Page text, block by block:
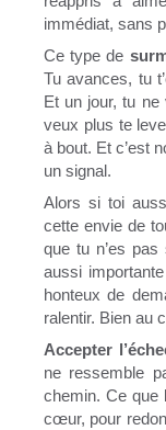
immédiat, sans
Ce type de
Tu avances, tu
Et un jour, tu
veux plus te
à bout. Et c’est
un signal.
Alors si toi
cette envie de
que tu n’es
aussi
honteux de
ralentir. Bien au
Accepter
ne ressemble
chemin. Ce que
cœur, pour